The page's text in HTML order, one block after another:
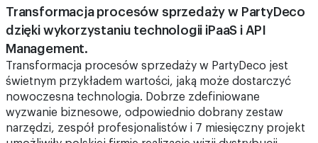
Transformacja procesów sprzedaży w PartyDeco
dzięki wykorzystaniu technologii iPaaS i API
Management.
Transformacja procesów sprzedaży w PartyDeco jest
świetnym przykładem wartości, jaką może dostarczyć
nowoczesna technologia. Dobrze zdefiniowane
wyzwanie biznesowe, odpowiednio dobrany zestaw
narzędzi, zespół profesjonalistów i 7 miesięczny projekt